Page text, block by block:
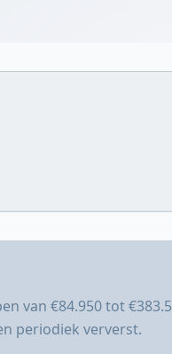
van €84.950 tot
periodiek ververst.